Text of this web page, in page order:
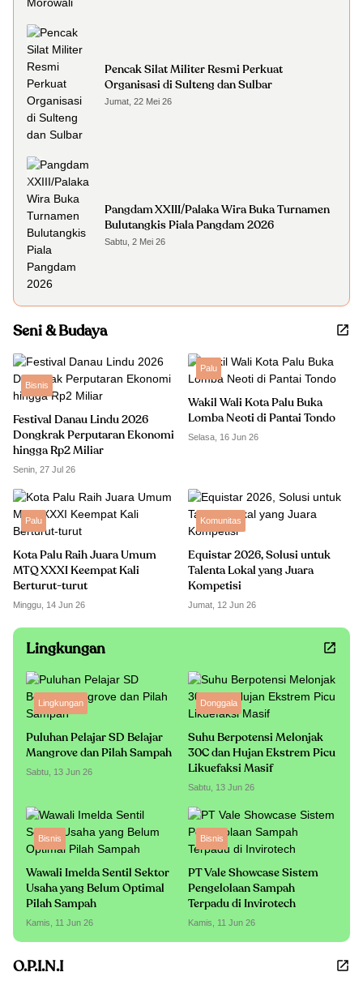
Pencak Silat Militer Resmi Perkuat
Organisasi di Sulteng dan Sulbar
Jumat, 22 Mei 26
Pangdam XXIII/Palaka Wira Buka Turnamen
Bulutangkis Piala Pangdam 2026
Sabtu, 2 Mei 26
Seni & Budaya
Bisnis
Festival Danau Lindu 2026
Dongkrak Perputaran Ekonomi
hingga Rp2 Miliar
Senin, 27 Jul 26
Palu
Wakil Wali Kota Palu Buka
Lomba Neoti di Pantai Tondo
Selasa, 16 Jun 26
Palu
Kota Palu Raih Juara Umum
MTQ XXXI Keempat Kali
Berturut-turut
Minggu, 14 Jun 26
Komunitas
Equistar 2026, Solusi untuk
Talenta Lokal yang Juara
Kompetisi
Jumat, 12 Jun 26
Lingkungan
Lingkungan
Puluhan Pelajar SD Belajar
Mangrove dan Pilah Sampah
Sabtu, 13 Jun 26
Donggala
Suhu Berpotensi Melonjak
30C dan Hujan Ekstrem Picu
Likuefaksi Masif
Sabtu, 13 Jun 26
Bisnis
Wawali Imelda Sentil Sektor
Usaha yang Belum Optimal
Pilah Sampah
Kamis, 11 Jun 26
Bisnis
PT Vale Showcase Sistem
Pengelolaan Sampah
Terpadu di Invirotech
Kamis, 11 Jun 26
O.P.I.N.I